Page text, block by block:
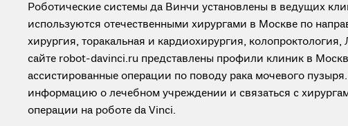
Роботические системы да Винчи установлены в ведущих
используются отечественными хирургами в Москве по
хирургия, торакальная и кардиохирургия,
сайте robot-davinci.ru представлены профили клиник в
ассистированные операции по поводу рака мочевого
информацию о лечебном учреждении и связаться с
операции на роботе da Vinci.